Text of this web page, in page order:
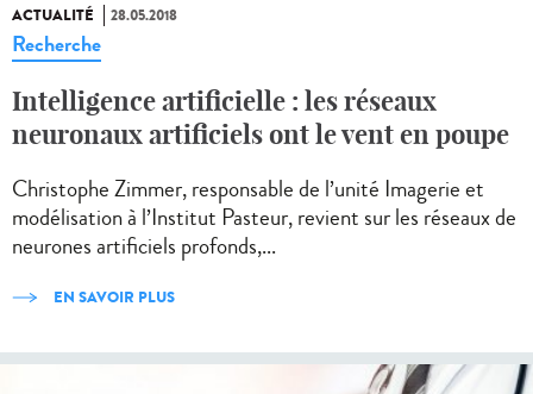
ACTUALITÉ 28.05.2018
Recherche
Intelligence artificielle : les réseaux
neuronaux artificiels ont le vent en poupe
Christophe Zimmer, responsable de l’unité Imagerie et
modélisation à l’Institut Pasteur, revient sur les réseaux de
neurones artificiels profonds,...
EN SAVOIR PLUS